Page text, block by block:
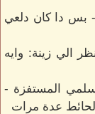
بس دا كان دلعي
الي زينة: وايه
سلمي المستفزة -
عدة مرات